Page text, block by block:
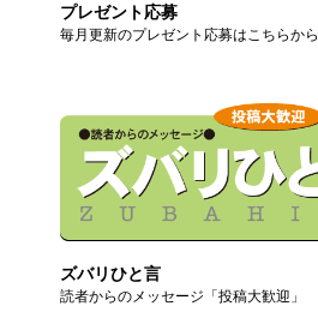
プレゼント応募
毎月更新のプレゼント応募はこちらから
ズバリひと言
読者からのメッセージ「投稿大歓迎」